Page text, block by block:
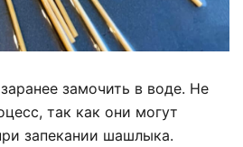
замочить в воде. Не
так как они могут
запекании шашлыка.